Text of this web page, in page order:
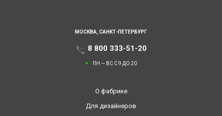
МОСКВА, САНКТ-ПЕТЕРБУРГ
8 800 333-51-20
ПН — ВС С 9 ДО 20
О фабрике
Для дизайнеров